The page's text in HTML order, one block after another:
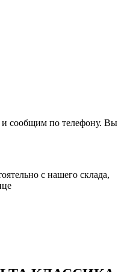
и сообщим по телефону. Вы
с нашего склада,